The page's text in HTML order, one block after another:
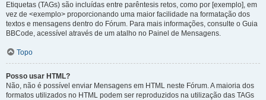
Etiquetas (TAGs) são incluídas entre parêntesis retos, como por [exemplo], em
vez de <exemplo> proporcionando uma maior facilidade na formatação dos
textos e mensagens dentro do Fórum. Para mais informações, consulte o Guia
BBCode, acessível através de um atalho no Painel de Mensagens.
Topo
Posso usar HTML?
Não, não é possível enviar Mensagens em HTML neste Fórum. A maioria dos
formatos utilizados no HTML podem ser reproduzidos na utilização das TAGs